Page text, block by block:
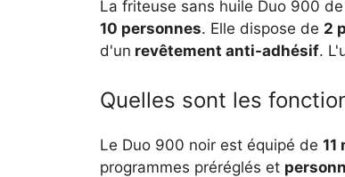
La friteuse sans huile Duo 900
10 personnes. Elle dispose de 2
d'un revêtement anti-adhésif.
Quelles sont les
Le Duo 900 noir est équipé de 11
programmes préréglés et